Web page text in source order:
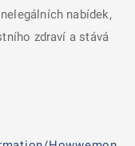
nabídek,
zdraví a stává